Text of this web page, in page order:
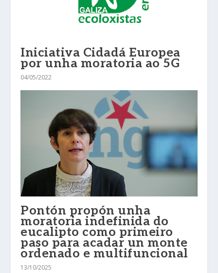
Iniciativa Cidadá Europea
por unha moratoria ao 5G
04/05/2022
Pontón propón unha
moratoria indefinida do
eucalipto como primeiro
paso para acadar un monte
ordenado e multifuncional
13/10/2025